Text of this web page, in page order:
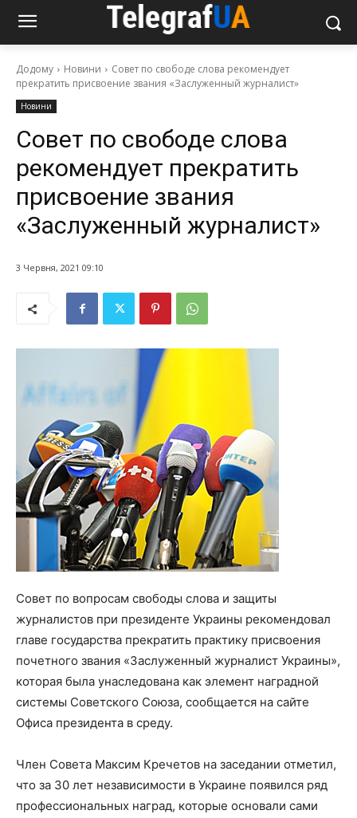
Додому Новини
Совет по свободе слова рекомендует
прекратить присвоение звания «Заслуженный журналист»
Новини
Совет по свободе слова
рекомендует прекратить
присвоение звания
«Заслуженный журналист»
3 Червня, 2021 09:10
Совет по вопросам свободы слова и защиты
журналистов при президенте Украины рекомендовал
главе государства прекратить практику присвоения
почетного звания «Заслуженный журналист Украины»,
которая была унаследована как элемент наградной
системы Советского Союза, сообщается на сайте
Офиса президента в среду.
Член Совета Максим Кречетов на заседании отметил,
что за 30 лет независимости в Украине появился ряд
профессиональных наград, которые основали сами